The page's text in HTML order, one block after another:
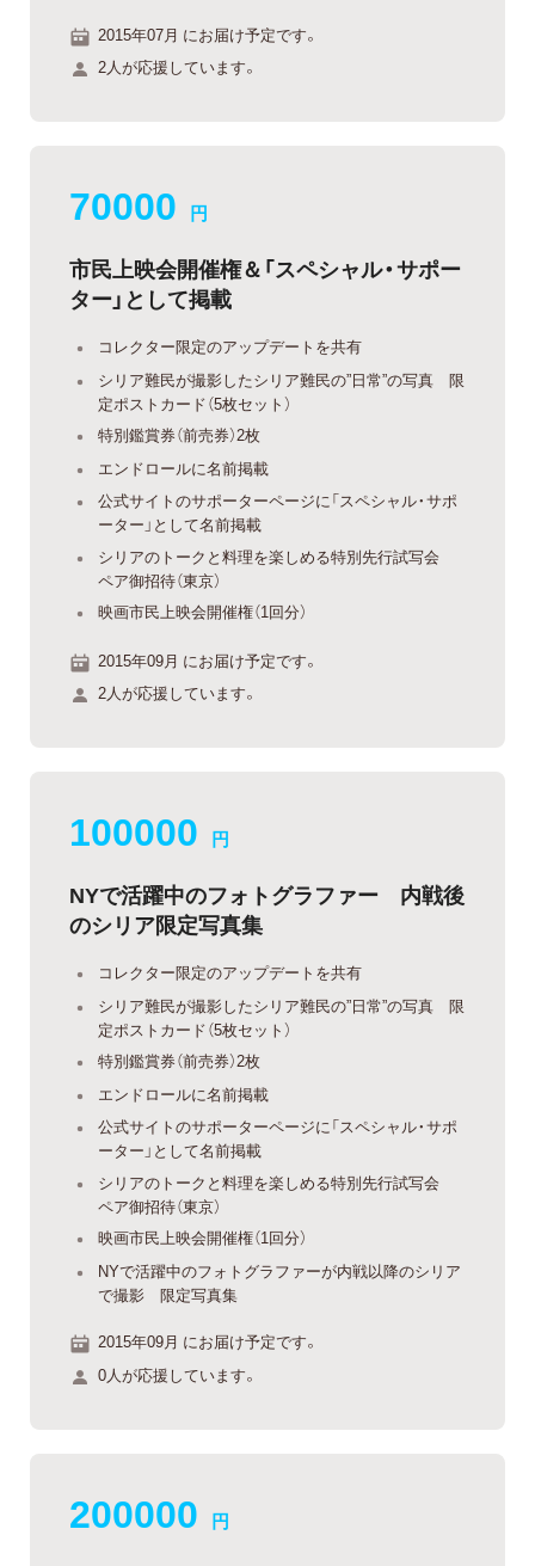
2015年07月 にお届け予定です。
2人が応援しています。
70000 円
市民上映会開催権＆「スペシャル・サポー
ター」として掲載
コレクター限定のアップデートを共有
シリア難民が撮影したシリア難民の”日常”の写真 限
定ポストカード（5枚セット）
特別鑑賞券（前売券）2枚
エンドロールに名前掲載
公式サイトのサポーターページに「スペシャル・サポ
ーター」として名前掲載
シリアのトークと料理を楽しめる特別先行試写会
ペア御招待（東京）
映画市民上映会開催権（1回分）
2015年09月 にお届け予定です。
2人が応援しています。
100000 円
NYで活躍中のフォトグラファー 内戦後
のシリア限定写真集
コレクター限定のアップデートを共有
シリア難民が撮影したシリア難民の”日常”の写真 限
定ポストカード（5枚セット）
特別鑑賞券（前売券）2枚
エンドロールに名前掲載
公式サイトのサポーターページに「スペシャル・サポ
ーター」として名前掲載
シリアのトークと料理を楽しめる特別先行試写会
ペア御招待（東京）
映画市民上映会開催権（1回分）
NYで活躍中のフォトグラファーが内戦以降のシリア
で撮影 限定写真集
2015年09月 にお届け予定です。
0人が応援しています。
200000 円